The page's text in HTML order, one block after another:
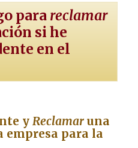
para reclamar
si he
en el
yReclamar una
empresa para la